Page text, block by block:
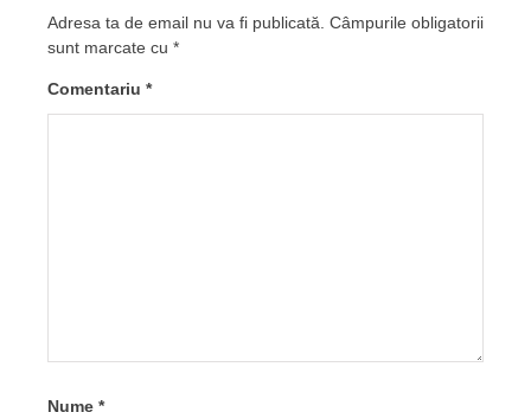
Adresa ta de email nu va fi publicată. Câmpurile obligatorii
sunt marcate cu *
Comentariu *
Nume *